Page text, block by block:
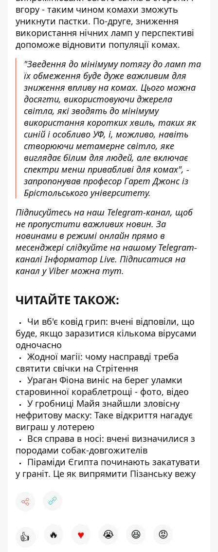
вгору - таким чином комахи зможуть
уникнути пастки. По-друге, зниження
використання нічних ламп у перспективі
допоможе відновити популяції комах.
"Зведення до мінімуму потягу до ламп та
їх обмеження буде дуже важливим для
зниження впливу на комах. Цього можна
досягти, використовуючи джерела
світла, які зводять до мінімуму
використання коротких хвиль, таких як
синій і особливо УФ, і, можливо, навіть
створюючи метамерне світло, яке
виглядає білим для людей, але включає
спектри менш привабливі для комах", -
запропонував професор Гарет Джонс із
Брістольського університету.
Підписуйтесь на наш Telegram-канал, щоб
не пропустити важливих новин. За
новинами в режимі онлайн прямо в
месенджері слідкуйте на нашому Telegram-
каналі Інформатор Live. Підписатися на
канал у Viber можна тут.
ЧИТАЙТЕ ТАКОЖ:
Чи вб'є ковід грип: вчені відповіли, що
буде, якщо заразитися кількома вірусами
одночасно
Жодної магії: чому насправді треба
святити свічки на Стрітення
Ураган Фіона виніс на берег уламки
старовинної кораблетрощі - фото, відео
У гробниці Майя знайшли зловісну
нефритову маску: Таке відкриття нагадує
виграш у лотерею
Вся справа в носі: вчені визначилися з
породами собак-довгожителів
Піраміди Єгипта починають закатувати
у граніт. Це як випрямити Пізанську вежу
👍 🔥 ♥ 😭 😆 😡